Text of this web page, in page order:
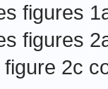
figures
figures
2c